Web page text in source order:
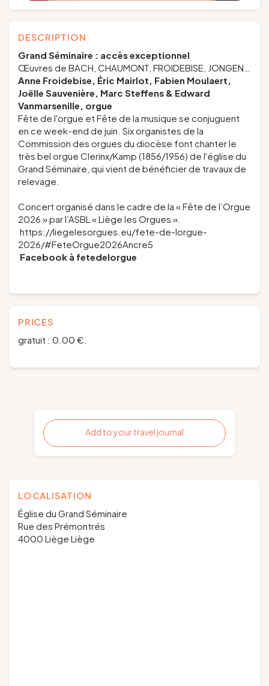
DESCRIPTION
Grand Séminaire : accès exceptionnel
Œuvres de BACH, CHAUMONT, FROIDEBISE, JONGEN…
Anne Froidebise, Éric Mairlot, Fabien Moulaert,
Joëlle Sauvenière, Marc Steffens & Edward
Vanmarsenille, orgue
Fête de l'orgue et Fête de la musique se conjuguent
en ce week-end de juin. Six organistes de la
Commission des orgues du diocèse font chanter le
très bel orgue Clerinx/Kamp (1856/1956) de l'église du
Grand Séminaire, qui vient de bénéficier de travaux de
relevage.
Concert organisé dans le cadre de la « Fête de l’Orgue
2026 » par l’ASBL « Liège les Orgues ».
https://liegelesorgues.eu/fete-de-lorgue-
2026/#FeteOrgue2026Ancre5
Facebook à fetedelorgue
PRICES
gratuit : 0.00 €.
Add to your travel journal
LOCALISATION
Église du Grand Séminaire
Rue des Prémontrés
4000 Liège Liège